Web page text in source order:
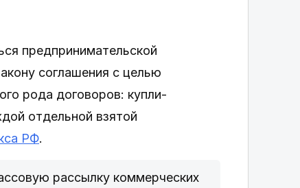
предпринимательской
соглашения с целью
рода договоров: купли-
отдельной взятой
РФ.
рассылку коммерческих